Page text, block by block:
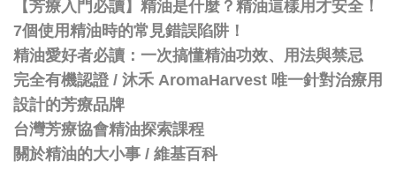
【芳療入門必讀】精油是什麼？精油這樣用才安全！
7個使用精油時的常見錯誤陷阱！
精油愛好者必讀：一次搞懂精油功效、用法與禁忌
完全有機認證 / 沐禾 AromaHarvest 唯一針對治療用
設計的芳療品牌
台灣芳療協會精油探索課程
關於精油的大小事 / 維基百科